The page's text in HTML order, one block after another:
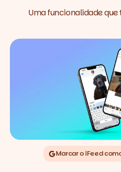
Uma funcionalidade que
Marcar o iFeed